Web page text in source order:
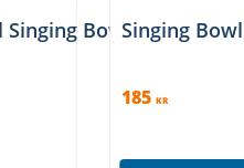
Bowl Suede
Singing
185 KR